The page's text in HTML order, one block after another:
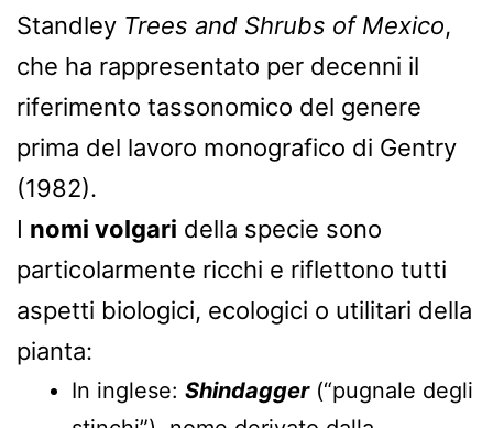
Standley Trees and Shrubs of Mexico,
che ha rappresentato per decenni il
riferimento tassonomico del genere
prima del lavoro monografico di Gentry
(1982).
I nomi volgari della specie sono
particolarmente ricchi e riflettono tutti
aspetti biologici, ecologici o utilitari della
pianta:
In inglese: Shindagger(“pugnale degli